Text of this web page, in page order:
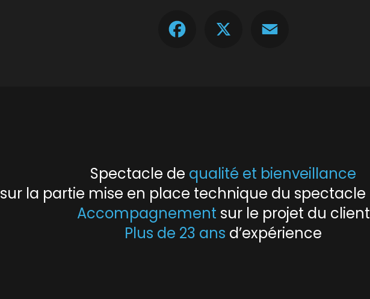
Spectacle de qualité et bienveillance
sur la partie mise en place technique du spectacle
Accompagnement sur le projet du client
Plus de 23 ans d’expérience